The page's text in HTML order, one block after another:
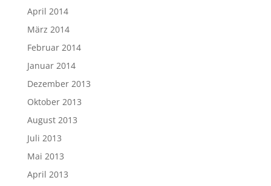
April 2014
März 2014
Februar 2014
Januar 2014
Dezember 2013
Oktober 2013
August 2013
Juli 2013
Mai 2013
April 2013